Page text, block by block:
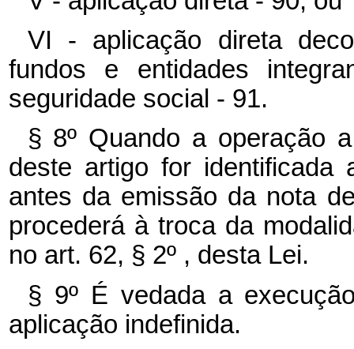
VI - aplicação direta
fundos e entidades
seguridade social - 91.
§ 8º Quando a operação
deste artigo for identificada
antes da emissão da nota
procederá à troca da
no art. 62, § 2º , desta Lei.
§ 9º É vedada a
aplicação indefinida.